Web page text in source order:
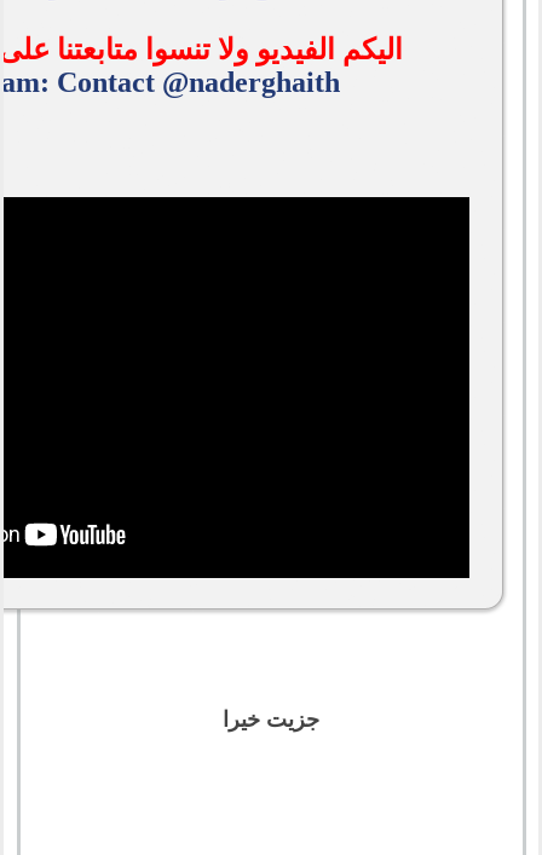
اليكم الفيديو ولا تنسوا متابعتنا
Contact @naderghaith
جزيت خيرا